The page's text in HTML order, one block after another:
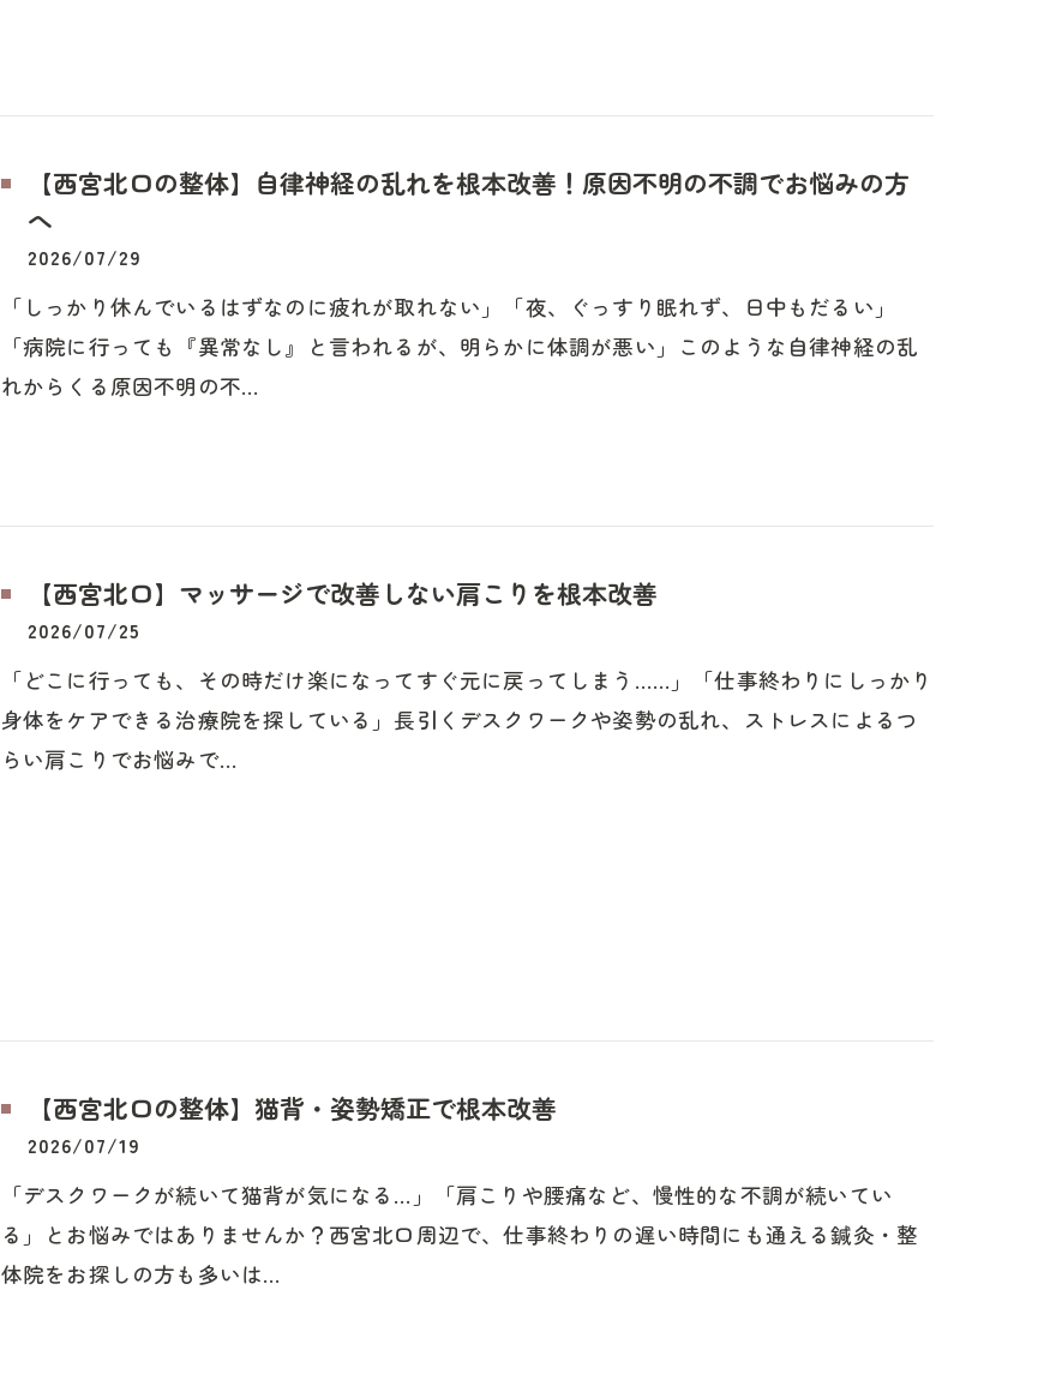
【西宮北口の整体】自律神経の乱れを根本改善！原因不明の不調でお悩みの方
へ
2026/07/29
「しっかり休んでいるはずなのに疲れが取れない」「夜、ぐっすり眠れず、日中もだるい」
「病院に行っても『異常なし』と言われるが、明らかに体調が悪い」このような自律神経の乱
れからくる原因不明の不…
【西宮北口】マッサージで改善しない肩こりを根本改善
2026/07/25
「どこに行っても、その時だけ楽になってすぐ元に戻ってしまう……」「仕事終わりにしっかり
身体をケアできる治療院を探している」長引くデスクワークや姿勢の乱れ、ストレスによるつ
らい肩こりでお悩みで…
【西宮北口の整体】猫背・姿勢矯正で根本改善
2026/07/19
「デスクワークが続いて猫背が気になる…」「肩こりや腰痛など、慢性的な不調が続いてい
る」とお悩みではありませんか？西宮北口周辺で、仕事終わりの遅い時間にも通える鍼灸・整
体院をお探しの方も多いは…